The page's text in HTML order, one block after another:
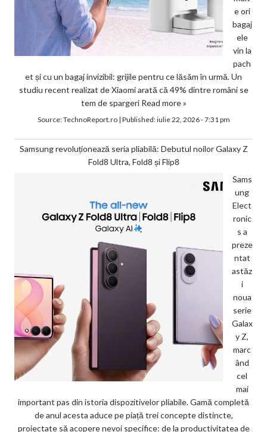
e ori
bagaj
ele
vin la
pach
et și cu un bagaj invizibil: grijile pentru ce lăsăm în urmă. Un
studiu recent realizat de Xiaomi arată că 49% dintre români se
tem de spargeri Read more »
Source:TechnoReport.ro| Published:iulie 22, 2026 - 7:31 pm
Samsung revoluționează seria pliabilă: Debutul noilor Galaxy Z
Fold8 Ultra, Fold8 și Flip8
Sams
ung
Elect
ronic
s a
preze
ntat
astăz
i
noua
serie
Galax
y Z,
marc
ând
cel
mai
important pas din istoria dispozitivelor pliabile. Gamă completă
de anul acesta aduce pe piață trei concepte distincte,
proiectate să acopere nevoi specifice: de la productivitatea de